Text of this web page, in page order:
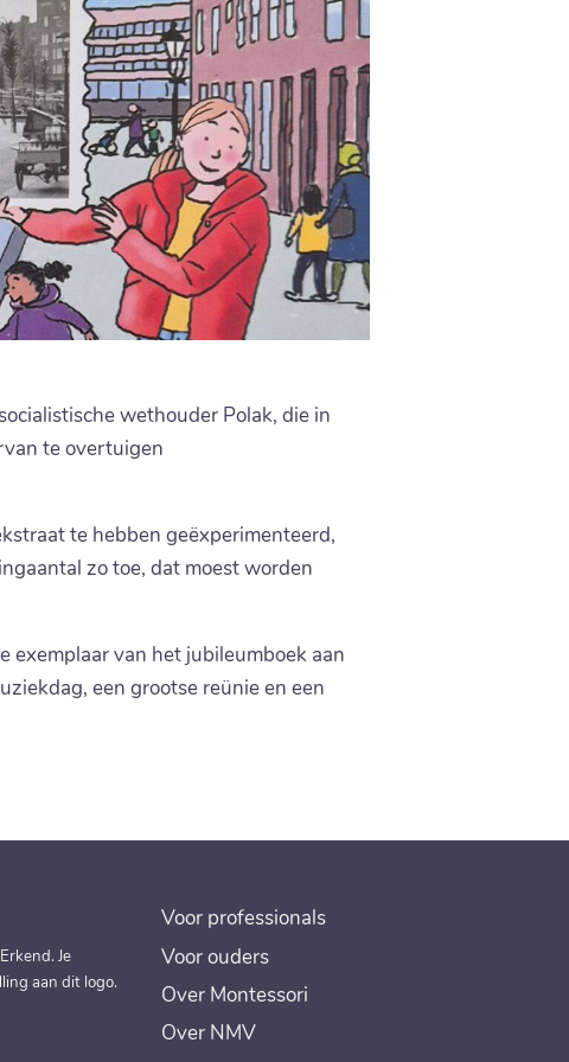
wethouder Polak, die in
te overtuigen
te hebben geëxperimenteerd,
zo toe, dat moest worden
exemplaar van het jubileumboek aan
een grootse reünie en een
Je
aan dit logo.
Voor professionals
Voor ouders
Over Montessori
Over NMV